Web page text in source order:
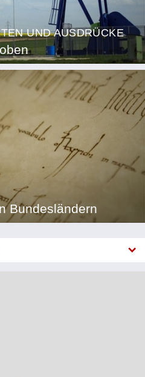
UND AUSDRÜCKE
Bundesländern